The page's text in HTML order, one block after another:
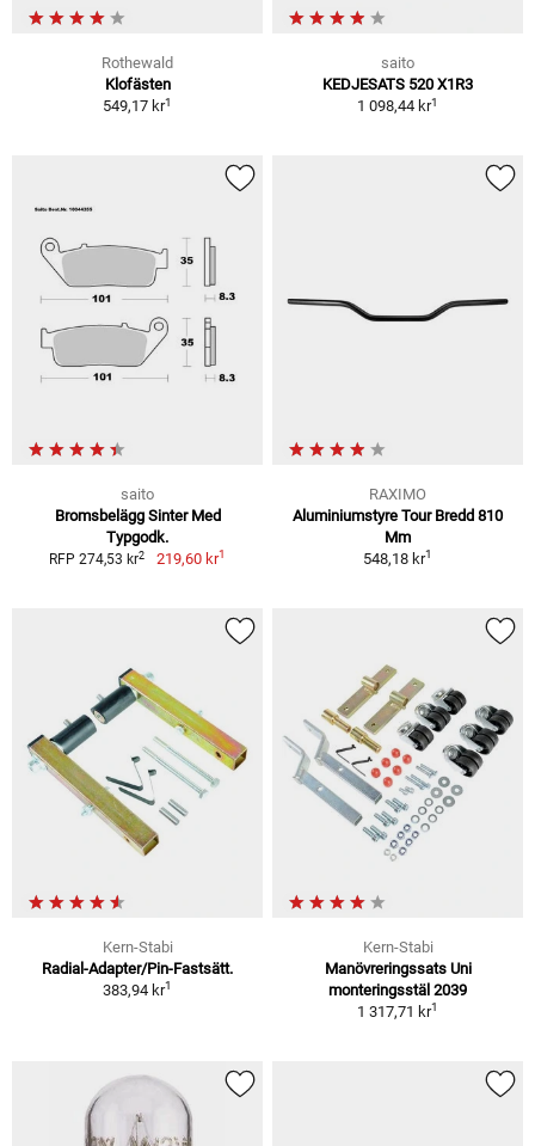
Rothewald
Klofästen
549,17 kr1
saito
KEDJESATS 520 X1R3
1 098,44 kr1
saito
Bromsbelägg Sinter Med
Typgodk.
RFP 274,53 kr2 219,60 kr1
RAXIMO
Aluminiumstyre Tour Bredd 810
Mm
548,18 kr1
Kern-Stabi
Radial-Adapter/Pin-Fastsätt.
383,94 kr1
Kern-Stabi
Manövreringssats Uni
monteringsstäl 2039
1 317,71 kr1